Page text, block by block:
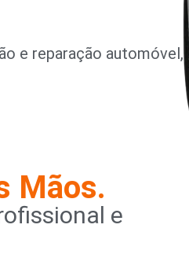
e reparação automóvel,
Mãos.
e